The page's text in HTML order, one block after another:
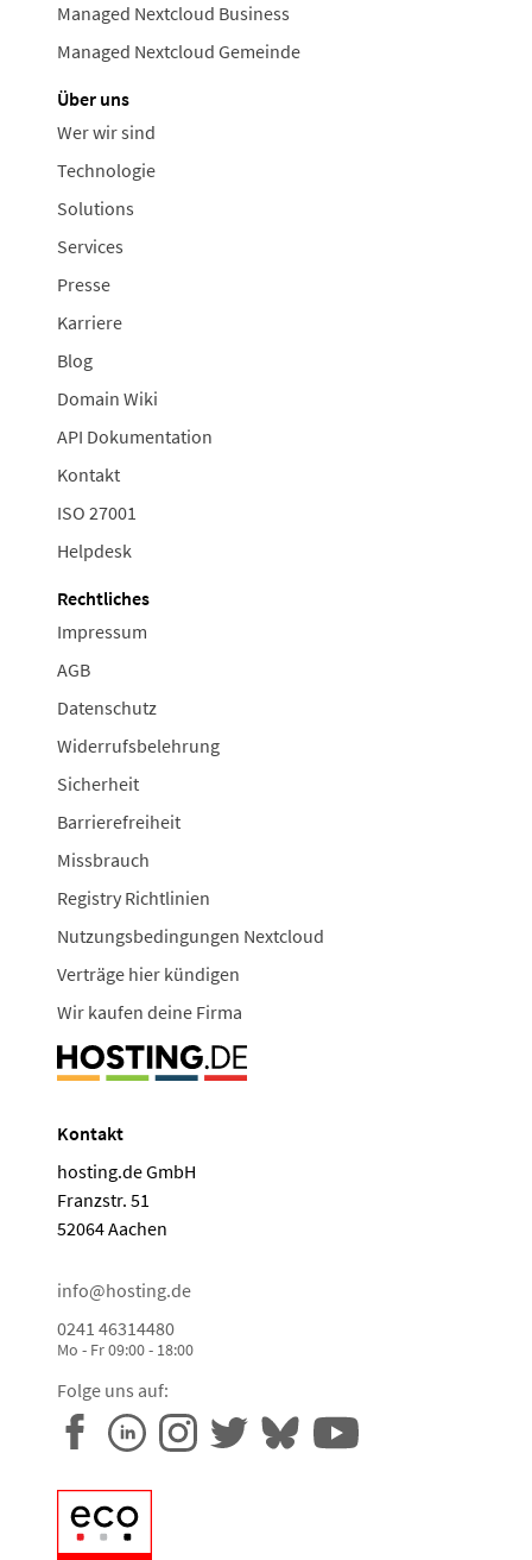
Managed Nextcloud Business
Managed Nextcloud Gemeinde
Über uns
Wer wir sind
Technologie
Solutions
Services
Presse
Karriere
Blog
Domain Wiki
API Dokumentation
Kontakt
ISO 27001
Helpdesk
Rechtliches
Impressum
AGB
Datenschutz
Widerrufsbelehrung
Sicherheit
Barrierefreiheit
Missbrauch
Registry Richtlinien
Nutzungsbedingungen Nextcloud
Verträge hier kündigen
Wir kaufen deine Firma
Kontakt
hosting.de GmbH
Franzstr. 51
52064 Aachen
info@hosting.de
0241 46314480
Mo - Fr 09:00 - 18:00
Folge uns auf: